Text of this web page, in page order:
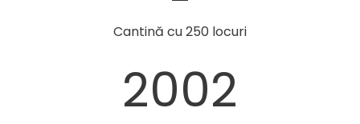
Cantină cu 250 locuri
2002